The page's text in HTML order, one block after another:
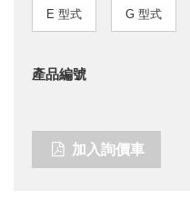
E 型式 G 型式
產品編號
加入詢價車